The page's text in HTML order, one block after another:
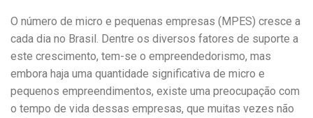
O número de micro e pequenas empresas (MPES) cresce a
cada dia no Brasil. Dentre os diversos fatores de suporte a
este crescimento, tem-se o empreendedorismo, mas
embora haja uma quantidade significativa de micro e
pequenos empreendimentos, existe uma preocupação com
o tempo de vida dessas empresas, que muitas vezes não